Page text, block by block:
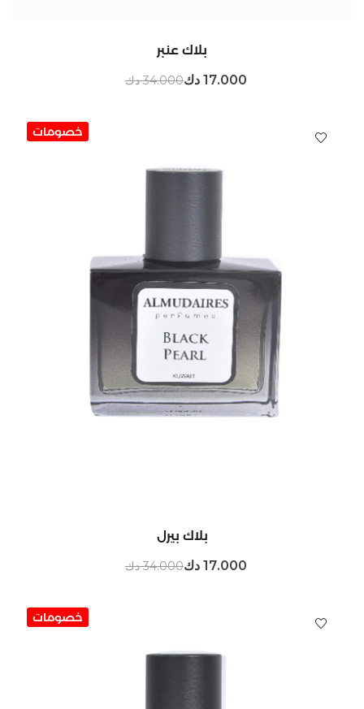
بلاك عنبر
17.000 دك
34.000 دك
خصومات
بلاك بيرل
17.000 دك
34.000 دك
خصومات